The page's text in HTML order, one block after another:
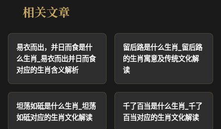
相关文章
易衣而出，并日而食是什
么生肖_易衣而出并日而食
对应的生肖含义解析
留后路是什么生肖_留后路
的生肖寓意及传统文化解
读
坦荡如砥是什么生肖_坦荡
如砥对应的生肖文化解读
千了百当是什么生肖_千了
百当对应的生肖文化解读